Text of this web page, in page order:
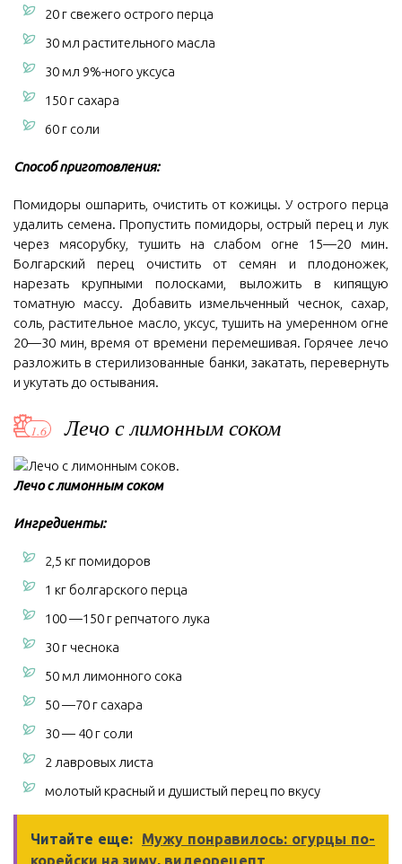
20 г свежего острого перца
30 мл растительного масла
30 мл 9%-ного уксуса
150 г сахара
60 г соли
Способ приготовления:
Помидоры ошпарить, очистить от кожицы. У острого перца
удалить семена. Пропустить помидоры, острый перец и лук
через мясорубку, тушить на слабом огне 15—20 мин.
Болгарский перец очистить от семян и плодоножек,
нарезать крупными полосками, выложить в кипящую
томатную массу. Добавить измельченный чеснок, сахар,
соль, растительное масло, уксус, тушить на умеренном огне
20—30 мин, время от времени перемешивая. Горячее лечо
разложить в стерилизованные банки, закатать, перевернуть
и укутать до остывания.
Лечо с лимонным соком
Лечо с лимонным соком
Ингредиенты:
2,5 кг помидоров
1 кг болгарского перца
100 —150 г репчатого лука
30 г чеснока
50 мл лимонного сока
50 —70 г сахара
30 — 40 г соли
2 лавровых листа
молотый красный и душистый перец по вкусу
Читайте еще:
Мужу понравилось: огурцы по-
корейски на зиму, видеорецепт